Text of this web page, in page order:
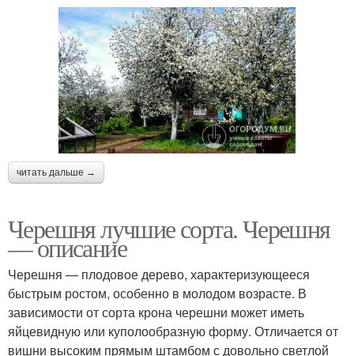
читать дальше →
Черешня лучшие сорта. Черешня
— описание
Черешня — плодовое дерево, характеризующееся
быстрым ростом, особенно в молодом возрасте. В
зависимости от сорта крона черешни может иметь
яйцевидную или куполообразную форму. Отличается от
вишни высоким прямым штамбом с довольно светлой